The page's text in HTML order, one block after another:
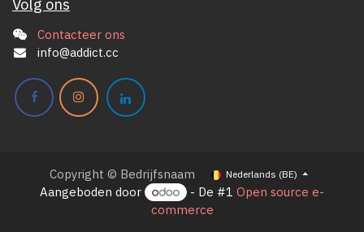
Volg ons
Contacteer ons
info@addict.cc
Copyright © Bedrijfsnaam Nederlands (BE)
Aangeboden door - De #1 Open source e-
commerce